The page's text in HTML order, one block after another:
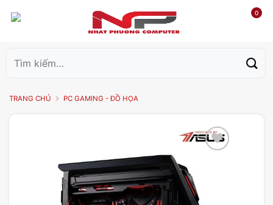
0
kiếm:
TRANG CHỦ PC GAMING - ĐỒ HỌA
wishlist